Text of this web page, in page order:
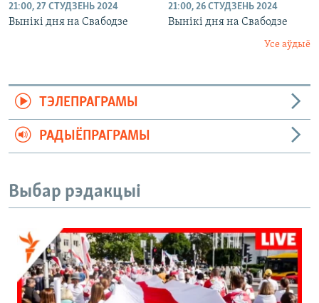
21:00, 27 СТУДЗЕНЬ 2024
Вынікі дня на Свабодзе
21:00, 26 СТУДЗЕНЬ 2024
Вынікі дня на Свабодзе
Усе аўдыё
ТЭЛЕПРАГРАМЫ
РАДЫЁПРАГРАМЫ
Выбар рэдакцыі